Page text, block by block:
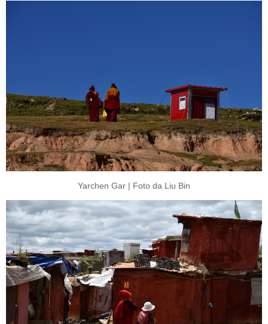
Yarchen Gar | Foto da Liu Bin